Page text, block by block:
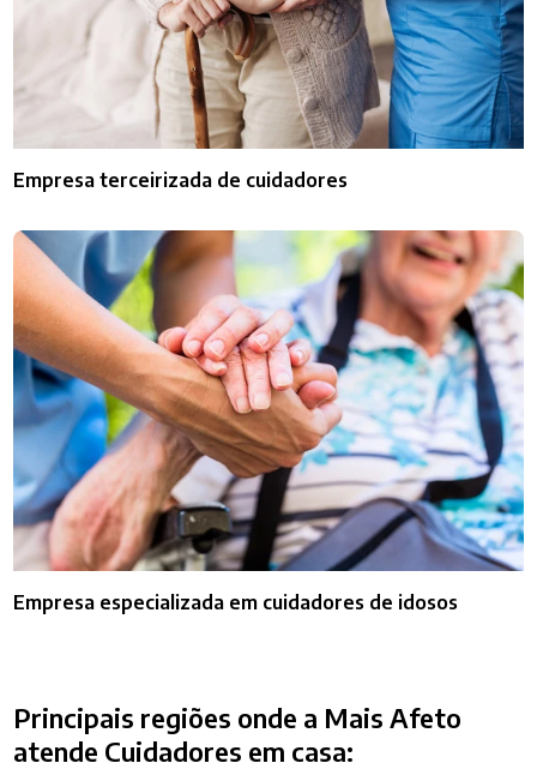
Empresa terceirizada de cuidadores
Empresa especializada em cuidadores de idosos
Principais regiões onde a Mais Afeto
atende Cuidadores em casa: